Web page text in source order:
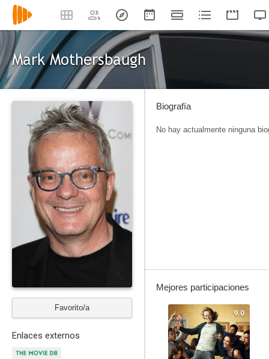
Mark Mothersbaugh
Favorito/a
Enlaces externos
Biografía
No hay actualmente ninguna
Mejores participaciones
9.0